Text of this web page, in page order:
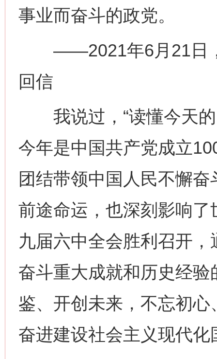
事业而奋斗的政党。
——2021年6月21日，
回信
我说过，“读懂今天的
今年是中国共产党成立
团结带领中国人民不懈
前途命运，也深刻影响
九届六中全会胜利召开
奋斗重大成就和历史经
鉴、开创未来，不忘初
奋进建设社会主义现代化